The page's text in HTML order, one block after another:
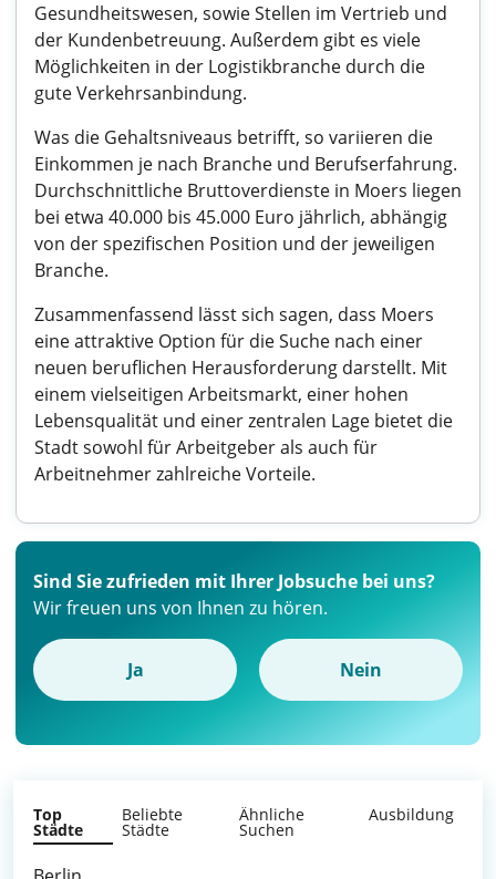
Gesundheitswesen, sowie Stellen im Vertrieb und
der Kundenbetreuung. Außerdem gibt es viele
Möglichkeiten in der Logistikbranche durch die
gute Verkehrsanbindung.
Was die Gehaltsniveaus betrifft, so variieren die
Einkommen je nach Branche und Berufserfahrung.
Durchschnittliche Bruttoverdienste in Moers liegen
bei etwa 40.000 bis 45.000 Euro jährlich, abhängig
von der spezifischen Position und der jeweiligen
Branche.
Zusammenfassend lässt sich sagen, dass Moers
eine attraktive Option für die Suche nach einer
neuen beruflichen Herausforderung darstellt. Mit
einem vielseitigen Arbeitsmarkt, einer hohen
Lebensqualität und einer zentralen Lage bietet die
Stadt sowohl für Arbeitgeber als auch für
Arbeitnehmer zahlreiche Vorteile.
Sind Sie zufrieden mit Ihrer Jobsuche bei uns?
Wir freuen uns von Ihnen zu hören.
Ja Nein
Top
Städte
Beliebte
Städte
Ähnliche
Suchen
Ausbildung